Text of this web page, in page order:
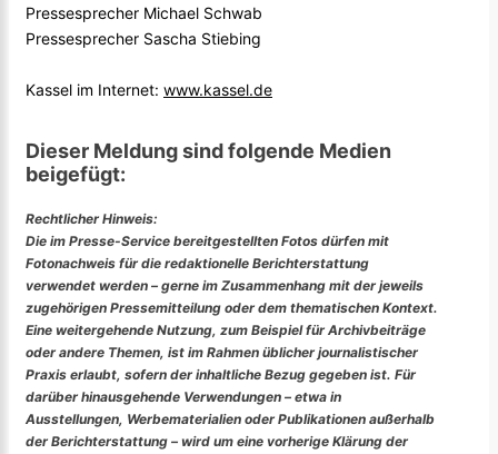
Pressesprecher Michael Schwab
Pressesprecher Sascha Stiebing
Kassel im Internet: www.kassel.de
Dieser Meldung sind folgende Medien
beigefügt:
Rechtlicher Hinweis:
Die im Presse-Service bereitgestellten Fotos dürfen mit
Fotonachweis für die redaktionelle Berichterstattung
verwendet werden – gerne im Zusammenhang mit der jeweils
zugehörigen Pressemitteilung oder dem thematischen Kontext.
Eine weitergehende Nutzung, zum Beispiel für Archivbeiträge
oder andere Themen, ist im Rahmen üblicher journalistischer
Praxis erlaubt, sofern der inhaltliche Bezug gegeben ist. Für
darüber hinausgehende Verwendungen – etwa in
Ausstellungen, Werbematerialien oder Publikationen außerhalb
der Berichterstattung – wird um eine vorherige Klärung der